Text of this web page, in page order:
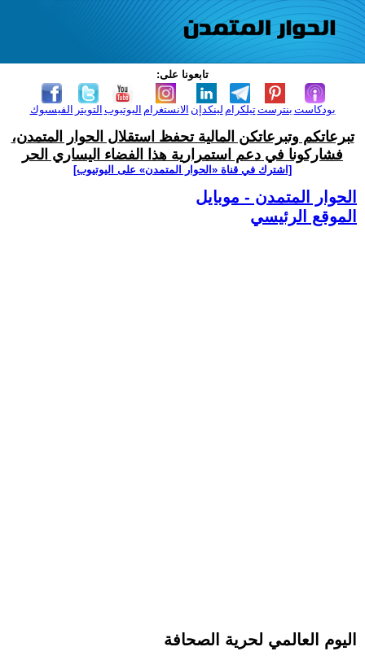
تابعونا على:
الفيسبوك التويتر اليوتيوب الانستغرام لينكدإن تيلكرامبنترست بودكاست
تبرعاتكم وتبرعاتكن المالية تحفظ استقلال الحوار المتمدن،
فشاركونا في دعم استمرارية هذا الفضاء اليساري الحر
[اشترك في قناة ‫«الحوار المتمدن» على اليوتيوب]
الحوار المتمدن - موبايل
الموقع الرئيسي
اليوم العالمي لحرية الصحافة